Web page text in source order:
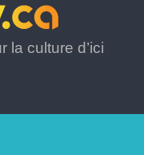
la culture d’ici